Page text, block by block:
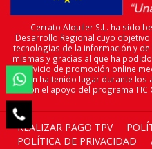


Cerrato Alquiler S.L. ha sido
Desarrollo Regional cuyo
tecnologías de la información y
mismas y gracias al que ha
servicio de promoción online
acción ha tenido lugar durante los
con el apoyo del programa
REALIZAR PAGO TPV
POLÍTICA DE PRIVACIDAD